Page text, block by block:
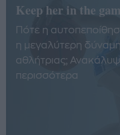
Keep her in the
Πότε η
η μεγαλύτερη
αθλήτριας;
περισσότερα